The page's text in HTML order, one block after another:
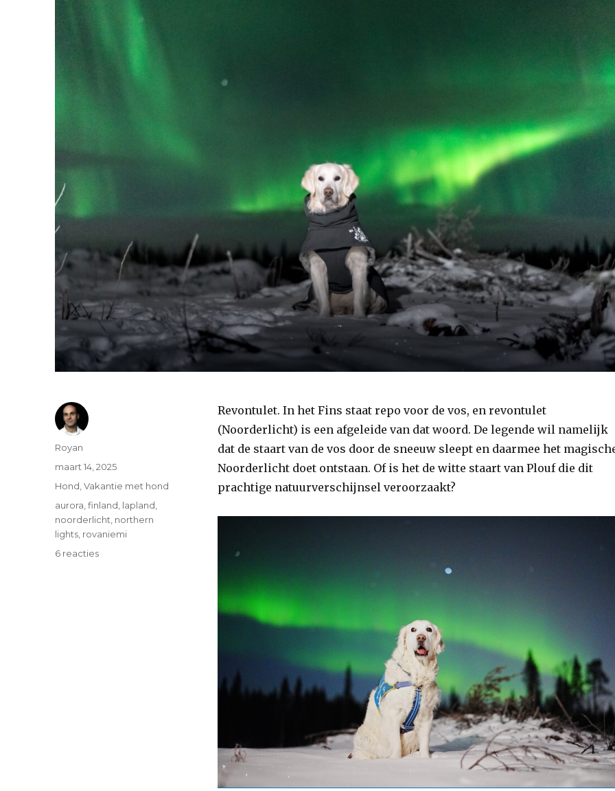
Revontulet. In het Fins staat repo voor de vos, en revontulet
(Noorderlicht) is een afgeleide van dat woord. De legende wil namelijk
dat de staart van de vos door de sneeuw sleept en daarmee het
Noorderlicht doet ontstaan. Of is het de witte staart van Plouf die dit
prachtige natuurverschijnsel veroorzaakt?
Auteur
Royan
Geplaatst
maart 14, 2025
Categorieën
Hond ,Vakantie met hond
Tags
aurora ,finland lapland
noorderlicht northern
lights rovaniemi
6 reactiesop